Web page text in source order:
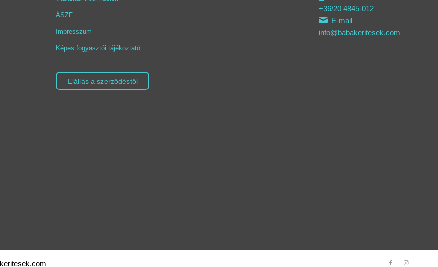
ÁSZF
Impresszum
Képes fogyasztói tájékoztató
Elállás a szerződéstől
+36/20 4845-012
E-mail
info@babakeritesek.com